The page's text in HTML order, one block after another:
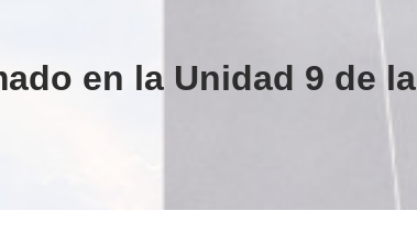
en la Unidad 9 de la